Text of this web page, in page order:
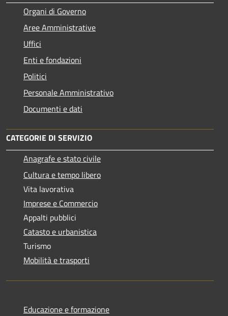
Organi di Governo
Aree Amministrative
Uffici
Enti e fondazioni
Politici
Personale Amministrativo
Documenti e dati
CATEGORIE DI SERVIZIO
Anagrafe e stato civile
Cultura e tempo libero
Vita lavorativa
Imprese e Commercio
Appalti pubblici
Catasto e urbanistica
Turismo
Mobilità e trasporti
Educazione e formazione